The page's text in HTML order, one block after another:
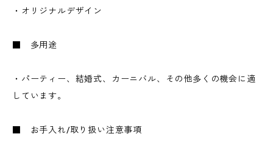
・オリジナルデザイン
■ 多用途
・パーティー、結婚式、カーニバル、その他多くの機会に適
しています。
■ お手入れ/取り扱い注意事項